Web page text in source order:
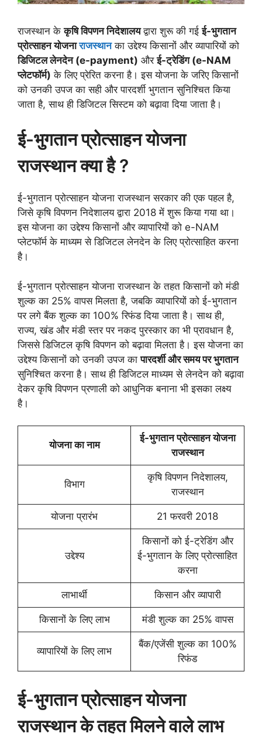
राजस्थान केकृषि विपणन निदेशालयद्वारा शुरू की गईई-भुगतान
प्रोत्साहन योजनाराजस्थान का उद्देश्य किसानों और व्यापारियों को
डिजिटल लेनदेन (e-payment) औरई-ट्रेडिंग (e-NAM
प्लेटफॉर्म) के लिए प्रेरित करना है। इस योजना के जरिए किसानों
को उनकी उपज का सही और पारदर्शी भुगतान सुनिश्चित किया
जाता है, साथ ही डिजिटल सिस्टम को बढ़ावा दिया जाता है।
ई-भुगतान प्रोत्साहन योजना
राजस्थान क्या है ?
ई-भुगतान प्रोत्साहन योजना राजस्थान सरकार की एक पहल है,
जिसे कृषि विपणन निदेशालय द्वारा 2018 में शुरू किया गया था।
इस योजना का उद्देश्य किसानों और व्यापारियों को e-NAM
प्लेटफॉर्म के माध्यम से डिजिटल लेनदेन के लिए प्रोत्साहित करना
है।
ई-भुगतान प्रोत्साहन योजना राजस्थान के तहत किसानों को मंडी
शुल्क का 25% वापस मिलता है, जबकि व्यापारियों को ई-भुगतान
पर लगे बैंक शुल्क का 100% रिफंड दिया जाता है। साथ ही,
राज्य, खंड और मंडी स्तर पर नकद पुरस्कार का भी प्रावधान है,
जिससे डिजिटल कृषि विपणन को बढ़ावा मिलता है। इस योजना का
उद्देश्य किसानों को उनकी उपज कापारदर्शी और समय पर भुगतान
सुनिश्चित करना है। साथ ही डिजिटल माध्यम से लेनदेन को बढ़ावा
देकर कृषि विपणन प्रणाली को आधुनिक बनाना भी इसका लक्ष्य
है।
योजना का नाम
ई-भुगतान प्रोत्साहन योजना
राजस्थान
विभाग
कृषि विपणन निदेशालय,
राजस्थान
योजना प्रारंभ 21 फरवरी 2018
उद्देश्य
किसानों को ई-ट्रेडिंग और
ई-भुगतान के लिए प्रोत्साहित
करना
लाभार्थी किसान और व्यापारी
किसानों के लिए लाभ मंडी शुल्क का 25% वापस
व्यापारियों के लिए लाभ
बैंक/एजेंसी शुल्क का 100%
रिफंड
ई-भुगतान प्रोत्साहन योजना
राजस्थान के तहत मिलने वाले लाभ